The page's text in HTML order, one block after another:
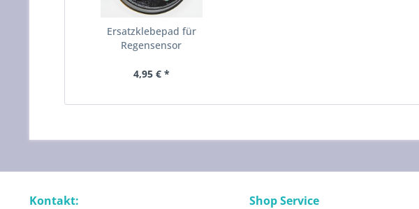
Ersatzklebepad für
Regensensor
4,95 € *
Kontakt: Shop Service